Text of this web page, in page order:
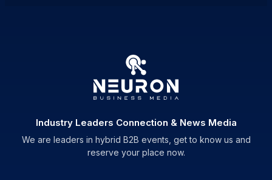
Industry Leaders Connection & News Media
We are leaders in hybrid B2B events, get to know us and
reserve your place now.